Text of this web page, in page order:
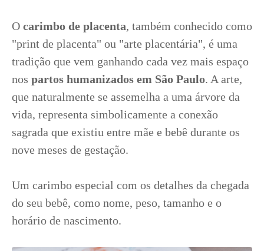
O carimbo de placenta, também conhecido como
"print de placenta" ou "arte placentária", é uma
tradição que vem ganhando cada vez mais espaço
nos partos humanizados em São Paulo. A arte,
que naturalmente se assemelha a uma árvore da
vida, representa simbolicamente a conexão
sagrada que existiu entre mãe e bebê durante os
nove meses de gestação.
Um carimbo especial com os detalhes da chegada
do seu bebê, como nome, peso, tamanho e o
horário de nascimento.